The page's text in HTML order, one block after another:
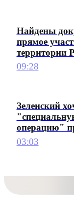
Найдены
прямое
территории
09:28
Зеленский
операцию"
03:03